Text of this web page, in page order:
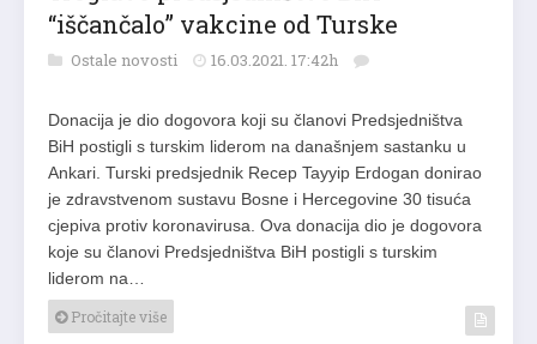
“iščančalo” vakcine od Turske
Ostale novosti 16.03.2021. 17:42h
Donacija je dio dogovora koji su članovi Predsjedništva
BiH postigli s turskim liderom na današnjem sastanku u
Ankari. Turski predsjednik Recep Tayyip Erdogan donirao
je zdravstvenom sustavu Bosne i Hercegovine 30 tisuća
cjepiva protiv koronavirusa. Ova donacija dio je dogovora
koje su članovi Predsjedništva BiH postigli s turskim
liderom na…
Pročitajte više